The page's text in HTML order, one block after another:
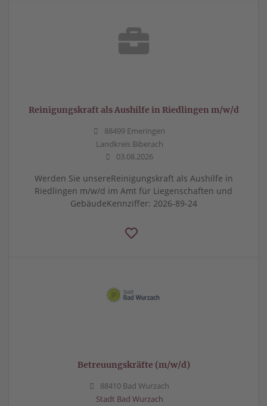
Reinigungskraft als Aushilfe in Riedlingen m/w/d
88499 Emeringen
Landkreis Biberach
03.08.2026
Werden Sie unsereReinigungskraft als Aushilfe in
Riedlingen m/w/d im Amt für Liegenschaften und
GebäudeKennziffer: 2026-89-24
Betreuungskräfte (m/w/d)
88410 Bad Wurzach
Stadt Bad Wurzach